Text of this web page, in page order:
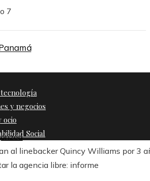
7
y negocios
ocio
Social
al linebacker Quincy Williams por 3
la agencia libre: informe